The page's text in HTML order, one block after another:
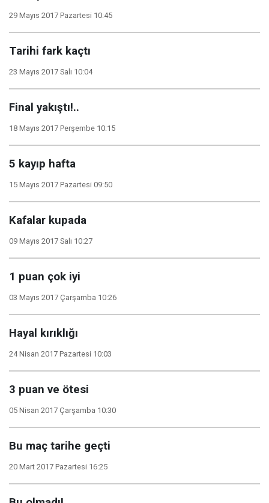
29 Mayıs 2017 Pazartesi 10:45
Tarihi fark kaçtı
23 Mayıs 2017 Salı 10:04
Final yakıştı!..
18 Mayıs 2017 Perşembe 10:15
5 kayıp hafta
15 Mayıs 2017 Pazartesi 09:50
Kafalar kupada
09 Mayıs 2017 Salı 10:27
1 puan çok iyi
03 Mayıs 2017 Çarşamba 10:26
Hayal kırıklığı
24 Nisan 2017 Pazartesi 10:03
3 puan ve ötesi
05 Nisan 2017 Çarşamba 10:30
Bu maç tarihe geçti
20 Mart 2017 Pazartesi 16:25